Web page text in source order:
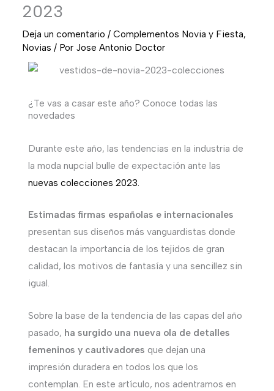
2023
Deja un comentario / Complementos Novia y Fiesta,
Novias / Por Jose Antonio Doctor
¿Te vas a casar este año? Conoce todas las
novedades
Durante este año, las tendencias en la industria de
la moda nupcial bulle de expectación ante las
nuevas colecciones 2023.
Estimadas firmas españolas e internacionales
presentan sus diseños más vanguardistas donde
destacan la importancia de los tejidos de gran
calidad, los motivos de fantasía y una sencillez sin
igual.
Sobre la base de la tendencia de las capas del año
pasado, ha surgido una nueva ola de detalles
femeninos y cautivadores que dejan una
impresión duradera en todos los que los
contemplan. En este artículo, nos adentramos en